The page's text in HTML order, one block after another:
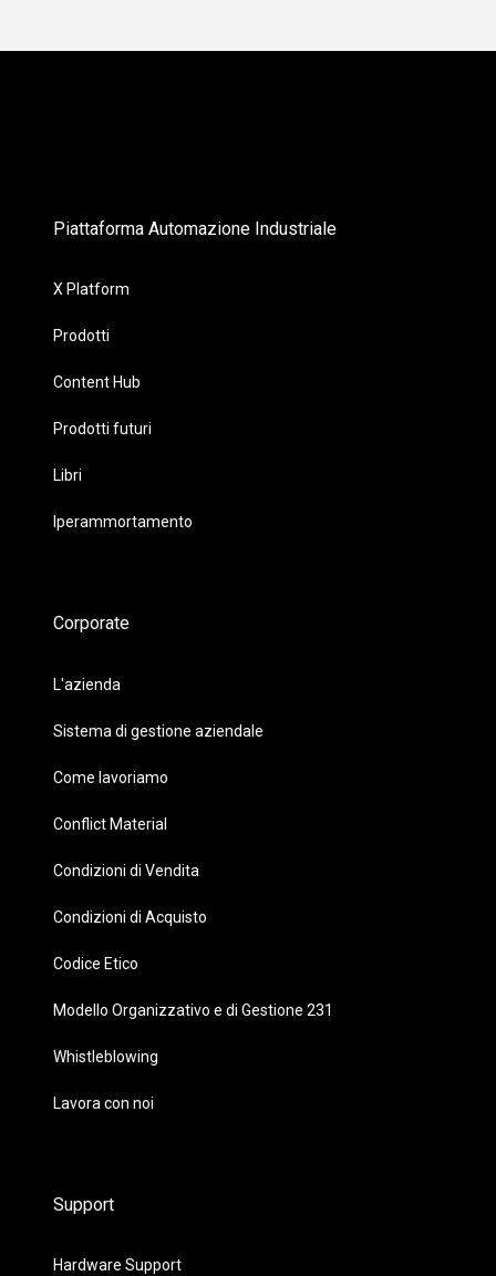
Piattaforma Automazione Industriale
X Platform
Prodotti
Content Hub
Prodotti futuri
Libri
Iperammortamento
Corporate
L'azienda
Sistema di gestione aziendale
Come lavoriamo
Conflict Material
Condizioni di Vendita
Condizioni di Acquisto
Codice Etico
Modello Organizzativo e di Gestione 231
Whistleblowing
Lavora con noi
Support
Hardware Support